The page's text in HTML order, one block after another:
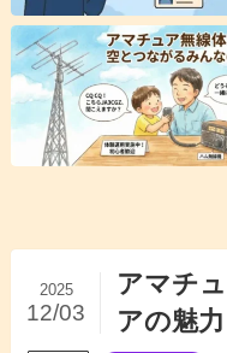
アマチ
アの魅
2025
12/03